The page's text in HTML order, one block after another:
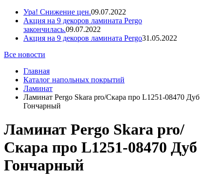
Ура! Снижение цен.09.07.2022
Акция на 9 декоров ламината Pergo
закончилась.09.07.2022
Акция на 9 декоров ламината Pergo31.05.2022
Все новости
Главная
Каталог напольных покрытий
Ламинат
Ламинат Pergo Skara pro/Скара про L1251-08470 Дуб
Гончарный
Ламинат Pergo Skara pro/
Скара про L1251-08470 Дуб
Гончарный